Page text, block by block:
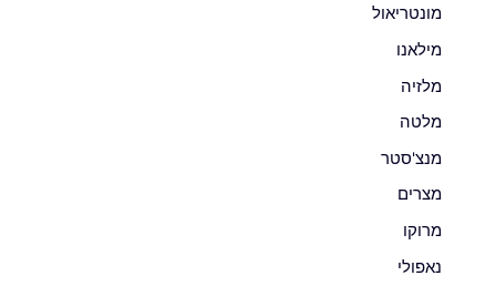
מונטריאול
מילאנו
מלזיה
מלטה
מנצ'סטר
מצרים
מרוקו
נאפולי